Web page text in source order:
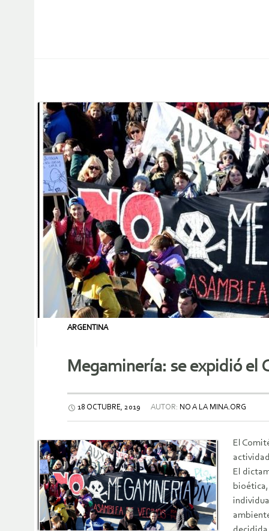
ARGENTINA
Megaminería: se expidió el
18 OCTUBRE, 2019 AUTOR: NO A LA MINA.ORG
El
El